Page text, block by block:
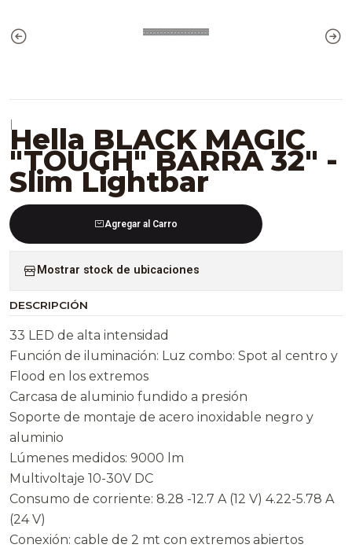
|Hella BLACK MAGIC
"TOUGH" BARRA 32" -
Slim Lightbar
Agregar al Carro
Mostrar stock de ubicaciones
DESCRIPCIÓN
33 LED de alta intensidad
Función de iluminación: Luz combo: Spot al centro y
Flood en los extremos
Carcasa de aluminio fundido a presión
Soporte de montaje de acero inoxidable negro y
aluminio
Lúmenes medidos: 9000 lm
Multivoltaje 10-30V DC
Consumo de corriente: 8.28 -12.7 A (12 V) 4.22-5.78 A
(24 V)
Conexión: cable de 2 mt con extremos abiertos